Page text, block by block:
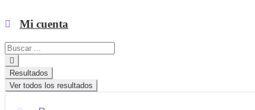
Mi cuenta
Search
...
Resultados
Ver todos los resultados